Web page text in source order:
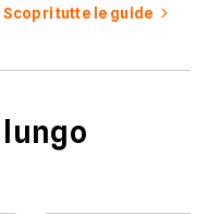
Scopri tutte le guide